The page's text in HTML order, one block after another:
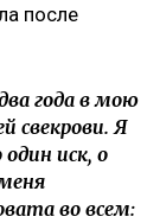
после
года в мою
свекрови. Я
иск, о
во всем: